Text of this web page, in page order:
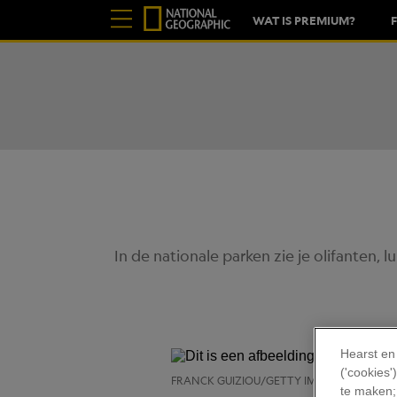
WAT IS PREMIUM?
In de nationale parken zie je olifanten,
FRANCK GUIZIOU/GETTY IMAGES
Hearst
te